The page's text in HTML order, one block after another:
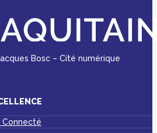
Bosc – Cité numérique
Connecté